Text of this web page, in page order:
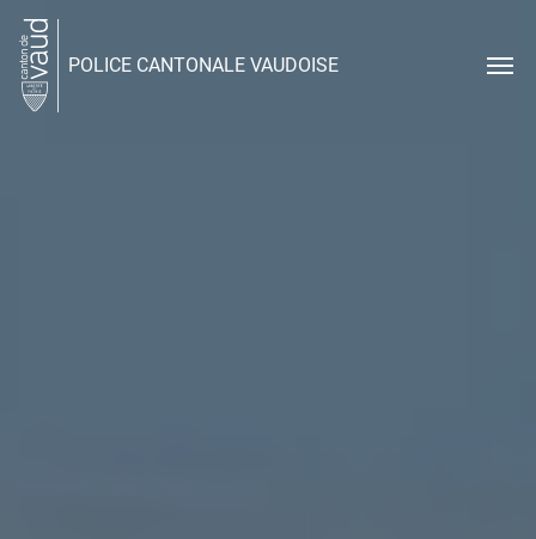
POLICE CANTONALE VAUDOISE